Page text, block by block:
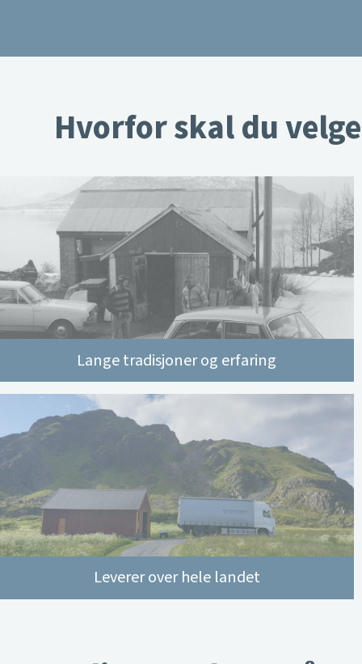
Hvorfor skal du
Lange tradisjoner og erfaring
Leverer over hele landet